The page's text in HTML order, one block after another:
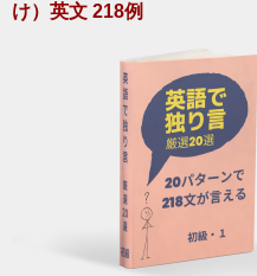
け）英文 218例